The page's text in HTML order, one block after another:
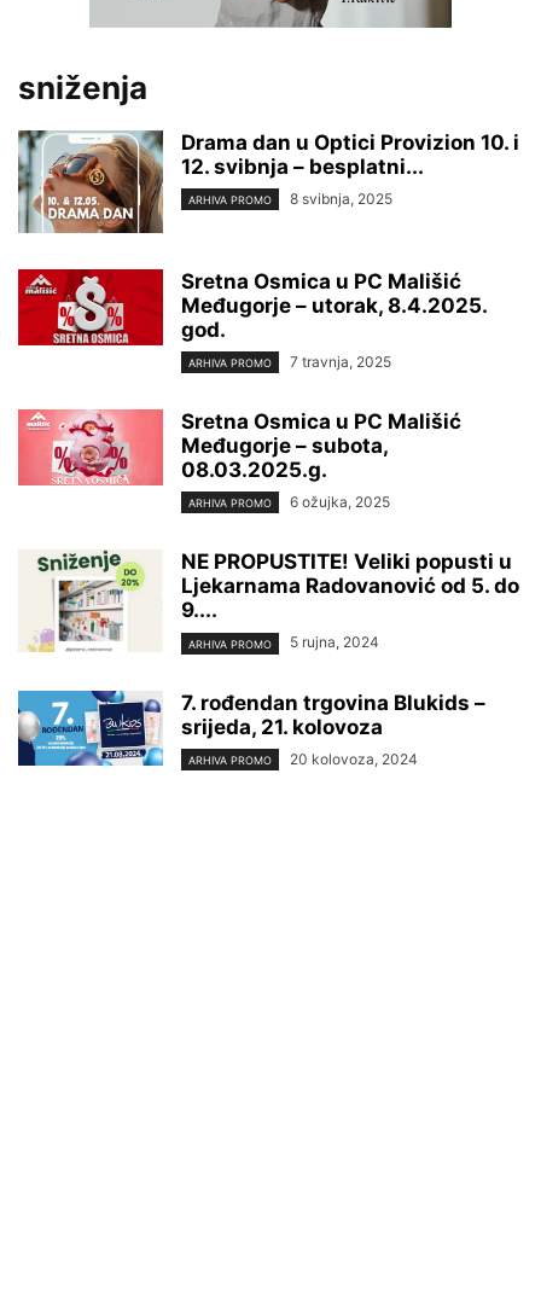
sniženja
Drama dan u Optici Provizion 10. i
12. svibnja – besplatni...
ARHIVA PROMO 8 svibnja, 2025
Sretna Osmica u PC Mališić
Međugorje – utorak, 8.4.2025.
god.
ARHIVA PROMO 7 travnja, 2025
Sretna Osmica u PC Mališić
Međugorje – subota,
08.03.2025.g.
ARHIVA PROMO 6 ožujka, 2025
NE PROPUSTITE! Veliki popusti u
Ljekarnama Radovanović od 5. do
9....
ARHIVA PROMO 5 rujna, 2024
7. rođendan trgovina Blukids –
srijeda, 21. kolovoza
ARHIVA PROMO 20 kolovoza, 2024